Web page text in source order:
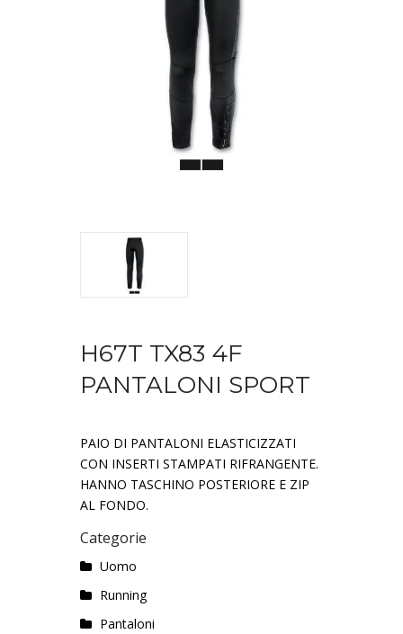
H67T TX83 4F
PANTALONI SPORT
PAIO DI PANTALONI ELASTICIZZATI
CON INSERTI STAMPATI RIFRANGENTE.
HANNO TASCHINO POSTERIORE E ZIP
AL FONDO.
Categorie
Uomo
Running
Pantaloni